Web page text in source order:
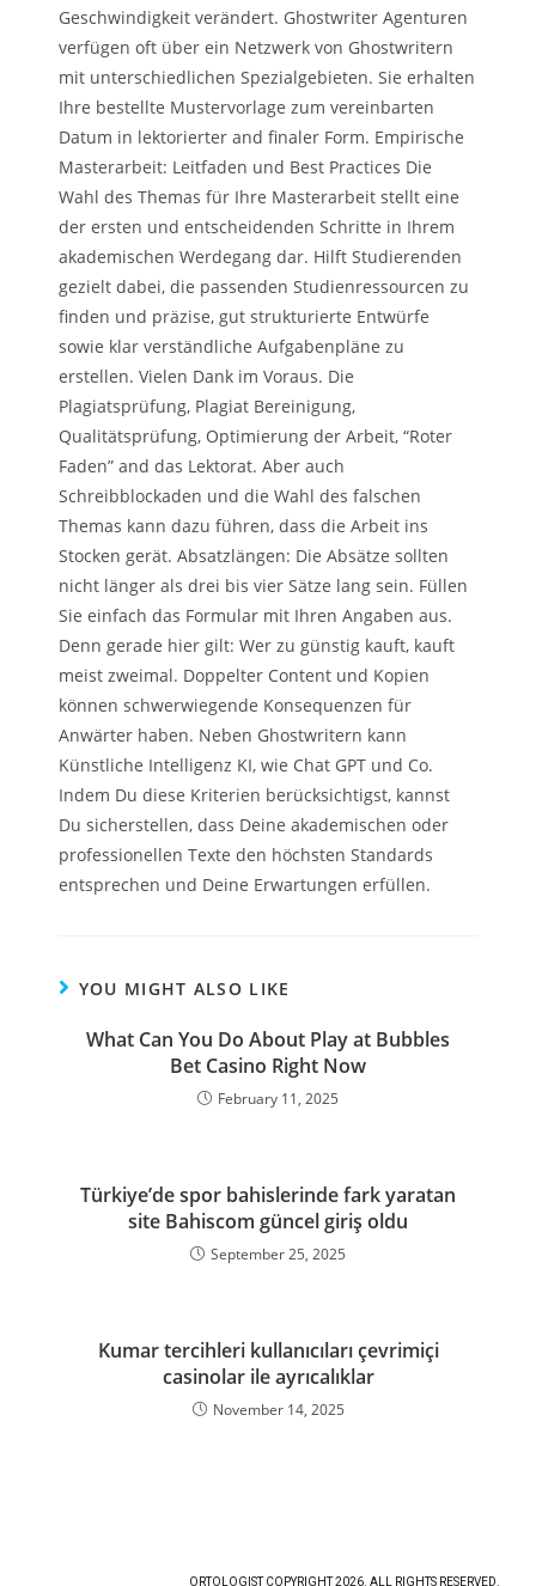
Geschwindigkeit verändert. Ghostwriter Agenturen
verfügen oft über ein Netzwerk von Ghostwritern
mit unterschiedlichen Spezialgebieten. Sie erhalten
Ihre bestellte Mustervorlage zum vereinbarten
Datum in lektorierter and finaler Form. Empirische
Masterarbeit: Leitfaden und Best Practices Die
Wahl des Themas für Ihre Masterarbeit stellt eine
der ersten und entscheidenden Schritte in Ihrem
akademischen Werdegang dar. Hilft Studierenden
gezielt dabei, die passenden Studienressourcen zu
finden und präzise, gut strukturierte Entwürfe
sowie klar verständliche Aufgabenpläne zu
erstellen. Vielen Dank im Voraus. Die
Plagiatsprüfung, Plagiat Bereinigung,
Qualitätsprüfung, Optimierung der Arbeit, “Roter
Faden” and das Lektorat. Aber auch
Schreibblockaden und die Wahl des falschen
Themas kann dazu führen, dass die Arbeit ins
Stocken gerät. Absatzlängen: Die Absätze sollten
nicht länger als drei bis vier Sätze lang sein. Füllen
Sie einfach das Formular mit Ihren Angaben aus.
Denn gerade hier gilt: Wer zu günstig kauft, kauft
meist zweimal. Doppelter Content und Kopien
können schwerwiegende Konsequenzen für
Anwärter haben. Neben Ghostwritern kann
Künstliche Intelligenz KI, wie Chat GPT und Co.
Indem Du diese Kriterien berücksichtigst, kannst
Du sicherstellen, dass Deine akademischen oder
professionellen Texte den höchsten Standards
entsprechen und Deine Erwartungen erfüllen.
YOU MIGHT ALSO LIKE
What Can You Do About Play at Bubbles
Bet Casino Right Now
February 11, 2025
Türkiye’de spor bahislerinde fark yaratan
site Bahiscom güncel giriş oldu
September 25, 2025
Kumar tercihleri kullanıcıları çevrimiçi
casinolar ile ayrıcalıklar
November 14, 2025
ORTOLOGIST COPYRIGHT 2026. ALL RIGHTS RESERVED.